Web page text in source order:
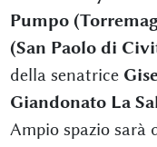
Pumpo
(San Paolo di
della senatrice
Giandonato La
Ampio spazio sarà